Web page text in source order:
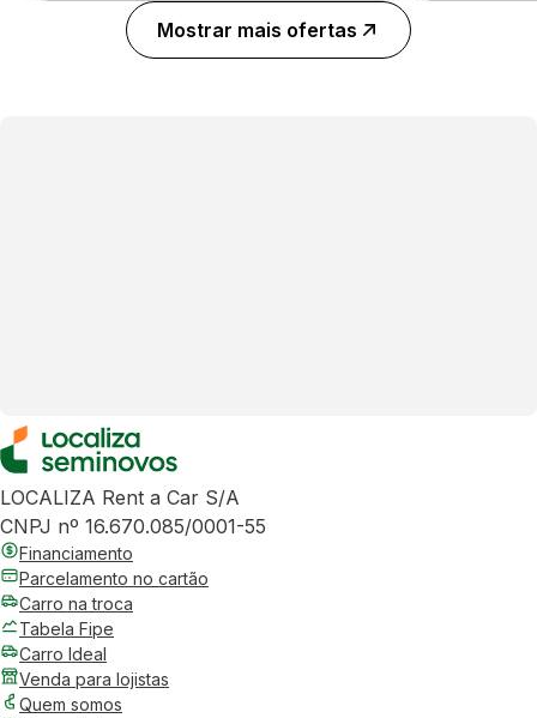
Mostrar mais ofertas
LOCALIZA Rent a Car S/A
CNPJ nº 16.670.085/0001-55
Financiamento
Parcelamento no cartão
Carro na troca
Tabela Fipe
Carro Ideal
Venda para lojistas
Quem somos